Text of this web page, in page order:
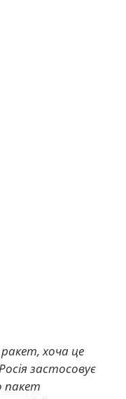
хоча це
застосовує
пакет